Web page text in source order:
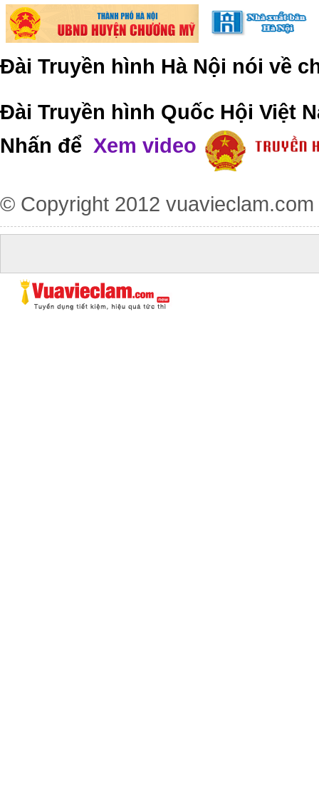
Đài Truyền hình Hà Nội nói về
Đài Truyền hình Quốc Hội Việt
Nhấn để Xem video
© Copyright 2012 vuavieclam.com